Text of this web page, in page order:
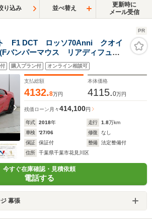
り込み 並べ替え
更新時に
メール受信
PR
F1 DCT ロッソ70Anni クオイ
バンパーマウス リアディフュー
ンターブリッジ ダッシュインサ
ッセンジャーDSP サスペンショ
購入プラン付 オンライン相談可
支払総額
4132.8万円
本体価格
4115.0万円
残価ローン 月々414,100円
年式 2018年 走行 1.8万km
車検
'27/06 修復
なし
保証
保証付 整備
法定整備付
住所
千葉県千葉市花見川区
今すぐ在庫確認・見積依頼
電話する
幕張